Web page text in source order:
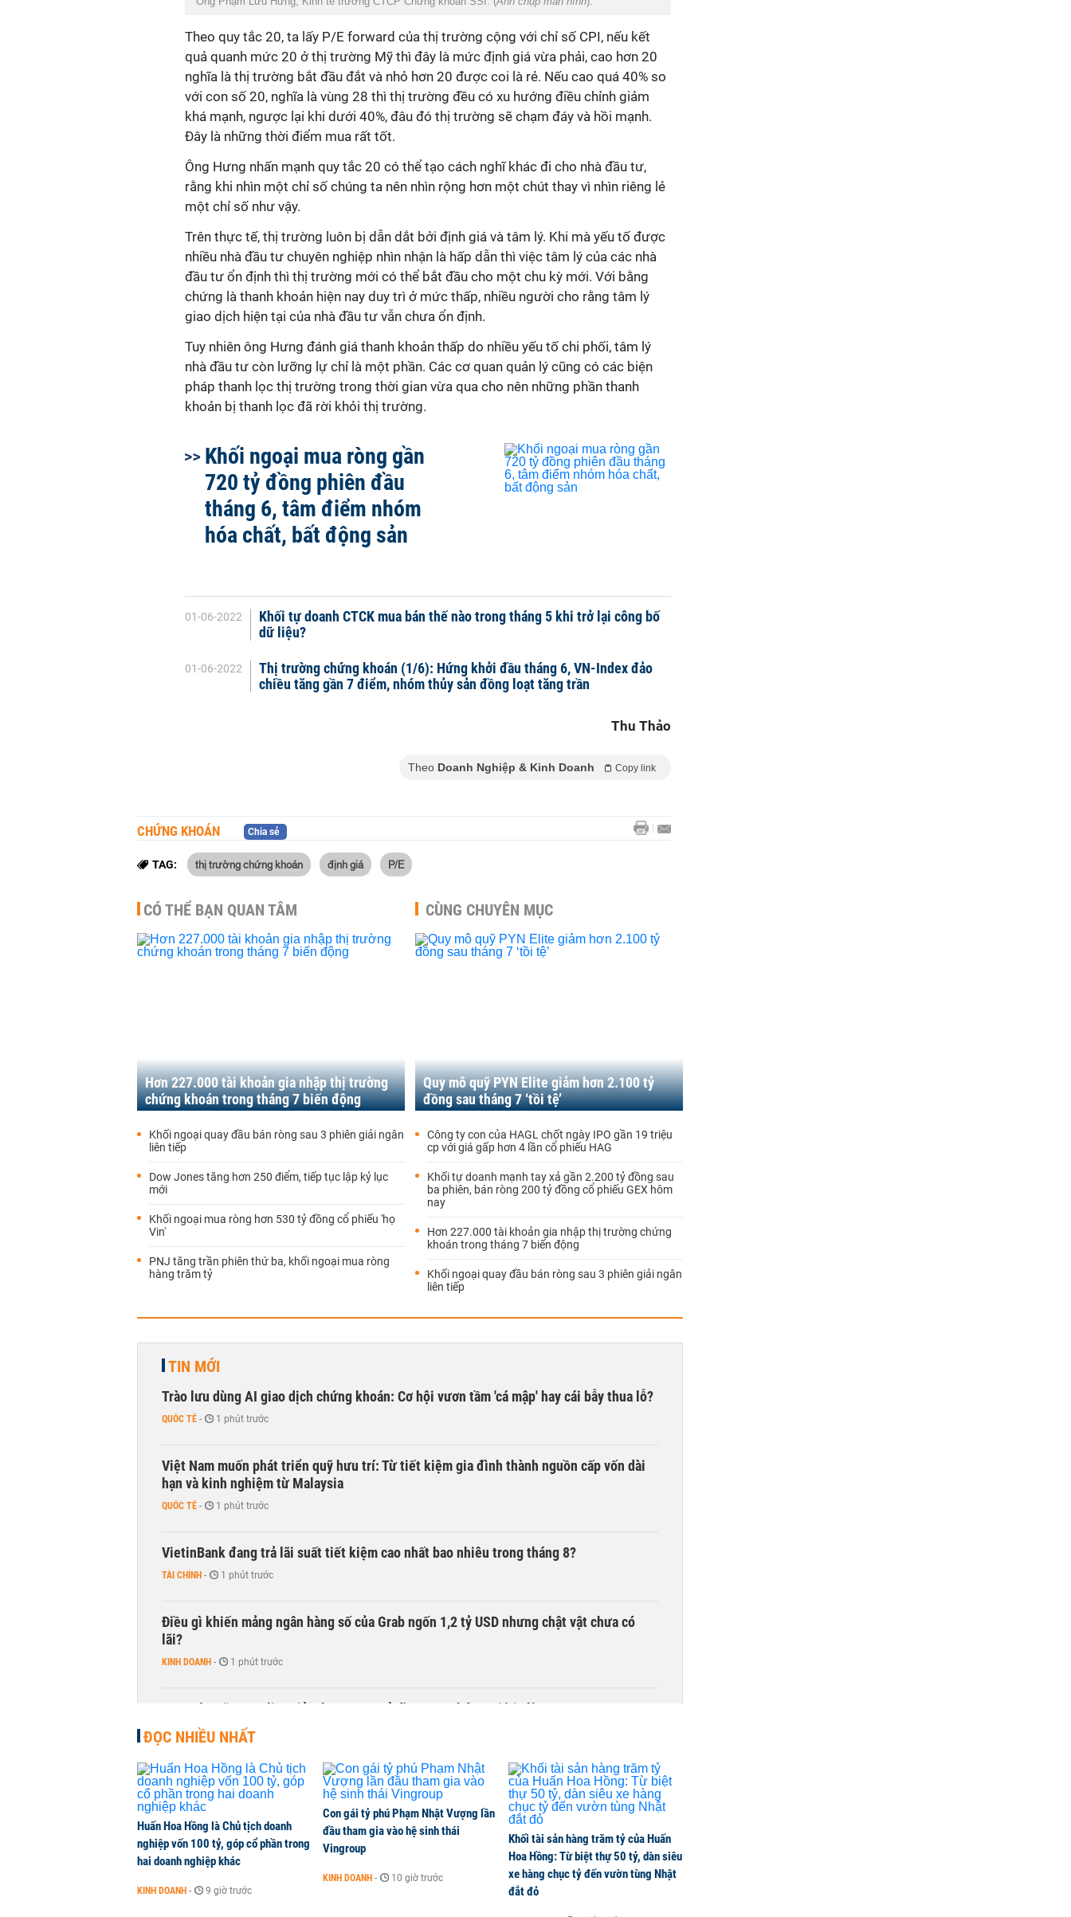
Theo quy tắc 20, ta lấy P/E forward của thị trường cộng với chỉ số CPI, nếu kết
quả quanh mức 20 ở thị trường Mỹ thì đây là mức định giá vừa phải, cao hơn 20
nghĩa là thị trường bắt đầu đắt và nhỏ hơn 20 được coi là rẻ. Nếu cao quá 40% so
với con số 20, nghĩa là vùng 28 thì thị trường đều có xu hướng điều chỉnh giảm
khá mạnh, ngược lại khi dưới 40%, đâu đó thị trường sẽ chạm đáy và hồi mạnh.
Đây là những thời điểm mua rất tốt.
Ông Hưng nhấn mạnh quy tắc 20 có thể tạo cách nghĩ khác đi cho nhà đầu tư,
rằng khi nhìn một chỉ số chúng ta nên nhìn rộng hơn một chút thay vì nhìn riêng lẻ
một chỉ số như vậy.
Trên thực tế, thị trường luôn bị dẫn dắt bởi định giá và tâm lý. Khi mà yếu tố được
nhiều nhà đầu tư chuyên nghiệp nhìn nhận là hấp dẫn thì việc tâm lý của các nhà
đầu tư ổn định thì thị trường mới có thể bắt đầu cho một chu kỳ mới. Với bằng
chứng là thanh khoản hiện nay duy trì ở mức thấp, nhiều người cho rằng tâm lý
giao dịch hiện tại của nhà đầu tư vẫn chưa ổn định.
Tuy nhiên ông Hưng đánh giá thanh khoản thấp do nhiều yếu tố chi phối, tâm lý
nhà đầu tư còn lưỡng lự chỉ là một phần. Các cơ quan quản lý cũng có các biện
pháp thanh lọc thị trường trong thời gian vừa qua cho nên những phần thanh
khoản bị thanh lọc đã rời khỏi thị trường.
Khối ngoại mua ròng gần
720 tỷ đồng phiên đầu
tháng 6, tâm điểm nhóm
hóa chất, bất động sản
01-06-2022
Khối tự doanh CTCK mua bán thế nào trong tháng 5 khi trở lại công bố
dữ liệu?
01-06-2022
Thị trường chứng khoán (1/6): Hứng khởi đầu tháng 6, VN-Index đảo
chiều tăng gần 7 điểm, nhóm thủy sản đồng loạt tăng trần
Thu Thảo
Theo Doanh Nghiệp & Kinh Doanh Copy link
CHỨNG KHOÁN Chia sẻ
TAG: thị trường chứng khoán định giá P/E
CÓ THỂ BẠN QUAN TÂM
Hơn 227.000 tài khoản gia nhập thị trường
chứng khoán trong tháng 7 biến động
Khối ngoại quay đầu bán ròng sau 3 phiên giải ngân
liên tiếp
Dow Jones tăng hơn 250 điểm, tiếp tục lập kỷ lục
mới
Khối ngoại mua ròng hơn 530 tỷ đồng cổ phiếu 'họ
Vin'
PNJ tăng trần phiên thứ ba, khối ngoại mua ròng
hàng trăm tỷ
CÙNG CHUYÊN MỤC
Quy mô quỹ PYN Elite giảm hơn 2.100 tỷ
đồng sau tháng 7 ‘tồi tệ’
Công ty con của HAGL chốt ngày IPO gần 19 triệu
cp với giá gấp hơn 4 lần cổ phiếu HAG
Khối tự doanh mạnh tay xả gần 2.200 tỷ đồng sau
ba phiên, bán ròng 200 tỷ đồng cổ phiếu GEX hôm
nay
Hơn 227.000 tài khoản gia nhập thị trường chứng
khoán trong tháng 7 biến động
Khối ngoại quay đầu bán ròng sau 3 phiên giải ngân
liên tiếp
TIN MỚI
Trào lưu dùng AI giao dịch chứng khoán: Cơ hội vươn tầm 'cá mập' hay cái bẫy thua lỗ?
QUỐC TẾ - 1 phút trước
Việt Nam muốn phát triển quỹ hưu trí: Từ tiết kiệm gia đình thành nguồn cấp vốn dài
hạn và kinh nghiệm từ Malaysia
QUỐC TẾ - 1 phút trước
VietinBank đang trả lãi suất tiết kiệm cao nhất bao nhiêu trong tháng 8?
TÀI CHÍNH - 1 phút trước
Điều gì khiến mảng ngân hàng số của Grab ngốn 1,2 tỷ USD nhưng chật vật chưa có
lãi?
KINH DOANH - 1 phút trước
Quy mô quỹ PYN Elite giảm hơn 2.100 tỷ đồng sau tháng 7 ‘tồi tệ’
CHỨNG KHOÁN - 1 phút trước
ĐỌC NHIỀU NHẤT
Huấn Hoa Hồng là Chủ tịch doanh
nghiệp vốn 100 tỷ, góp cổ phần trong
hai doanh nghiệp khác
KINH DOANH - 9 giờ trước
Con gái tỷ phú Phạm Nhật Vượng lần
đầu tham gia vào hệ sinh thái
Vingroup
KINH DOANH - 10 giờ trước
Khối tài sản hàng trăm tỷ của Huấn
Hoa Hồng: Từ biệt thự 50 tỷ, dàn siêu
xe hàng chục tỷ đến vườn tùng Nhật
đắt đỏ